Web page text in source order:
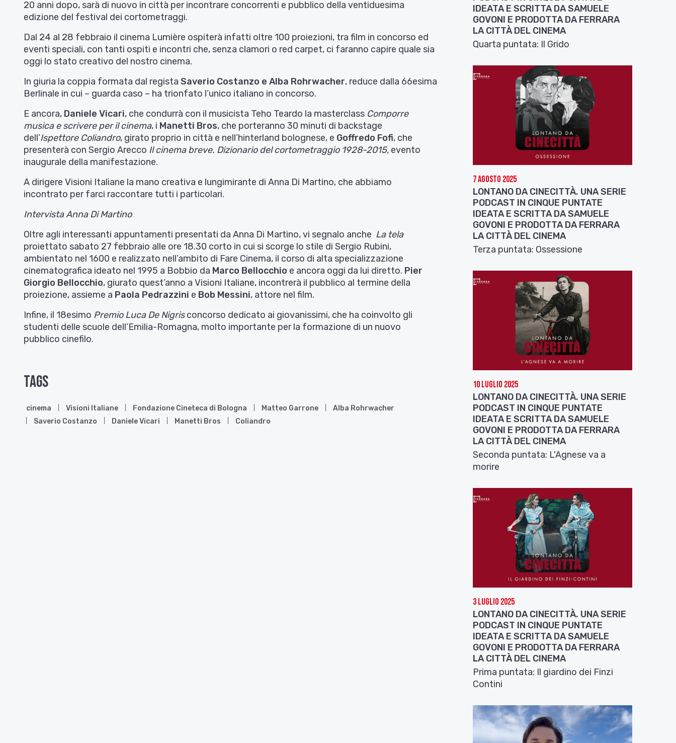
20 anni dopo, sarà di nuovo in città per incontrare concorrenti e pubblico della ventiduesima
edizione del festival dei cortometraggi.
Dal 24 al 28 febbraio il cinema Lumière ospiterà infatti oltre 100 proiezioni, tra film in concorso ed
eventi speciali, con tanti ospiti e incontri che, senza clamori o red carpet, ci faranno capire quale sia
oggi lo stato creativo del nostro cinema.
In giuria la coppia formata dal regista Saverio Costanzo e Alba Rohrwacher, reduce dalla 66esima
Berlinale in cui – guarda caso – ha trionfato l’unico italiano in concorso.
E ancora, Daniele Vicari, che condurrà con il musicista Teho Teardo la masterclass Comporre
musica e scrivere per il cinema, i Manetti Bros, che porteranno 30 minuti di backstage
dell’Ispettore Coliandro, girato proprio in città e nell’hinterland bolognese, e Goffredo Fofi, che
presenterà con Sergio Arecco Il cinema breve. Dizionario del cortometraggio 1928-2015, evento
inaugurale della manifestazione.
A dirigere Visioni Italiane la mano creativa e lungimirante di Anna Di Martino, che abbiamo
incontrato per farci raccontare tutti i particolari.
Intervista Anna Di Martino
Oltre agli interessanti appuntamenti presentati da Anna Di Martino, vi segnalo anche La tela
proiettato sabato 27 febbraio alle ore 18.30 corto in cui si scorge lo stile di Sergio Rubini,
ambientato nel 1600 e realizzato nell’ambito di Fare Cinema, il corso di alta specializzazione
cinematografica ideato nel 1995 a Bobbio da Marco Bellocchio e ancora oggi da lui diretto. Pier
Giorgio Bellocchio, giurato quest’anno a Visioni Italiane, incontrerà il pubblico al termine della
proiezione, assieme a Paola Pedrazzini e Bob Messini, attore nel film.
Infine, il 18esimo Premio Luca De Nigrisconcorso dedicato ai giovanissimi, che ha coinvolto gli
studenti delle scuole dell’Emilia-Romagna, molto importante per la formazione di un nuovo
pubblico cinefilo.
Tags
cinema Visioni Italiane Fondazione Cineteca di Bologna Matteo Garrone
Alba Rohrwacher
Saverio Costanzo
Daniele Vicari Manetti Bros Coliandro
IDEATA E SCRITTA DA SAMUELE
GOVONI E PRODOTTA DA FERRARA
LA CITTÀ DEL CINEMA
Quarta puntata: Il Grido
7 Agosto 2025
LONTANO DA CINECITTÀ. UNA SERIE
PODCAST IN CINQUE PUNTATE
IDEATA E SCRITTA DA SAMUELE
GOVONI E PRODOTTA DA FERRARA
LA CITTÀ DEL CINEMA
Terza puntata: Ossessione
10 Luglio 2025
LONTANO DA CINECITTÀ. UNA SERIE
PODCAST IN CINQUE PUNTATE
IDEATA E SCRITTA DA SAMUELE
GOVONI E PRODOTTA DA FERRARA
LA CITTÀ DEL CINEMA
Seconda puntata: L'Agnese va a
morire
3 Luglio 2025
LONTANO DA CINECITTÀ. UNA SERIE
PODCAST IN CINQUE PUNTATE
IDEATA E SCRITTA DA SAMUELE
GOVONI E PRODOTTA DA FERRARA
LA CITTÀ DEL CINEMA
Prima puntata: Il giardino dei Finzi
Contini